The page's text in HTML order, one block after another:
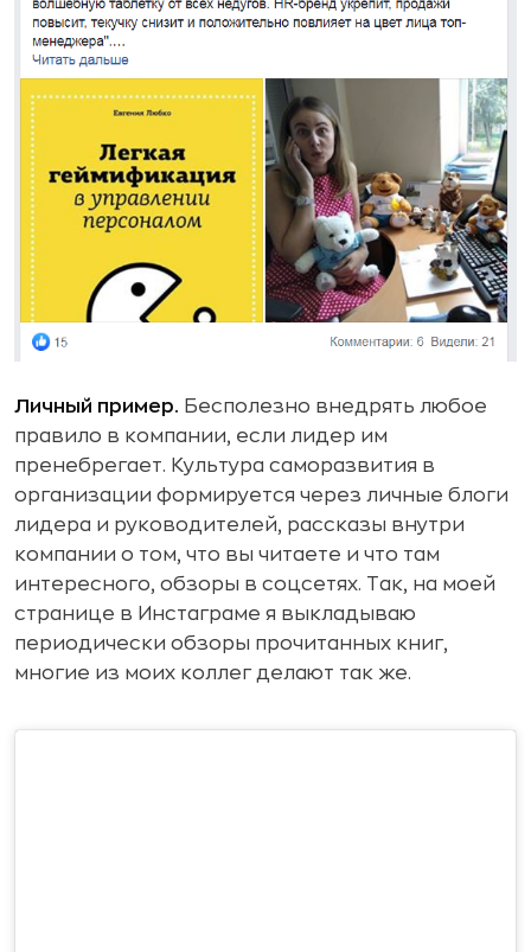
Личный пример. Бесполезно внедрять любое
правило в компании, если лидер им
пренебрегает. Культура саморазвития в
организации формируется через личные блоги
лидера и руководителей, рассказы внутри
компании о том, что вы читаете и что там
интересного, обзоры в соцсетях. Так, на моей
странице в Инстаграме я выкладываю
периодически обзоры прочитанных книг,
многие из моих коллег делают так же.